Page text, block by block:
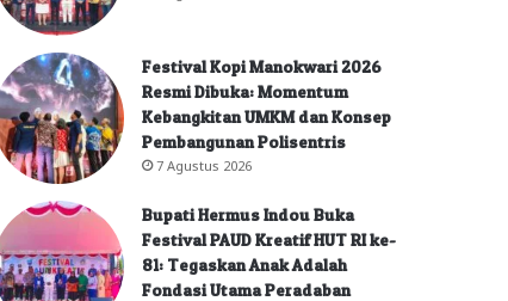
Festival Kopi Manokwari 2026
Resmi Dibuka: Momentum
Kebangkitan UMKM dan Konsep
Pembangunan Polisentris
7 Agustus 2026
Bupati Hermus Indou Buka
Festival PAUD Kreatif HUT RI ke-
81: Tegaskan Anak Adalah
Fondasi Utama Peradaban